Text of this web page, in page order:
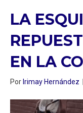
LA
EN LA
Por Irimay Hernández